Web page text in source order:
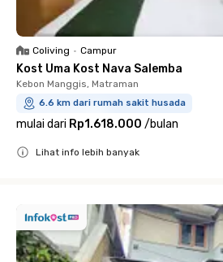
Coliving • Campur
Kost Uma Kost Nava Salemba
Kebon Manggis, Matraman
6.6 km dari rumah sakit husada
mulai dari Rp1.618.000 /bulan
Lihat info lebih banyak